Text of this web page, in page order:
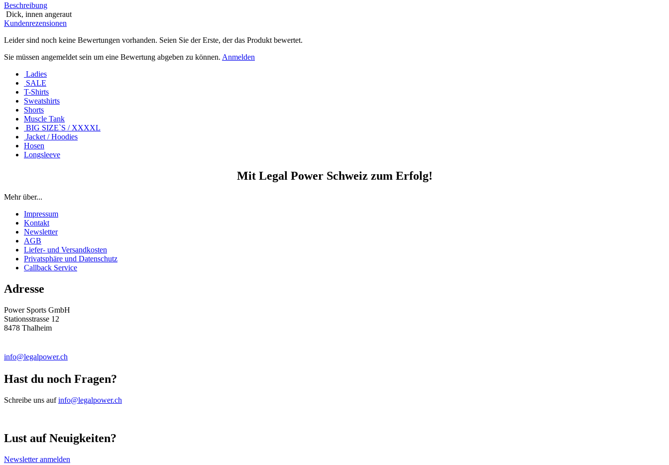
Beschreibung
Dick, innen angeraut
Kundenrezensionen
Leider sind noch keine Bewertungen vorhanden. Seien Sie der Erste, der das Produkt bewertet.
Sie müssen angemeldet sein um eine Bewertung abgeben zu können. Anmelden
Ladies
SALE
T-Shirts
Sweatshirts
Shorts
Muscle Tank
BIG SIZE`S / XXXXL
Jacket / Hoodies
Hosen
Longsleeve
Mit Legal Power Schweiz zum Erfolg!
Mehr über...
Impressum
Kontakt
Newsletter
AGB
Liefer- und Versandkosten
Privatsphäre und Datenschutz
Callback Service
Adresse
Power Sports GmbH
Stationsstrasse 12
8478 Thalheim
info@legalpower.ch
Hast du noch Fragen?
Schreibe uns aufinfo@legalpower.ch
Lust auf Neuigkeiten?
Newsletter anmelden